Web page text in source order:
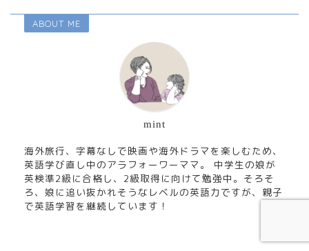
ABOUT ME
mint
海外旅行、字幕なしで映画や海外ドラマを楽しむため、
英語学び直し中のアラフォーワーママ。 中学生の娘が
英検準2級に合格し、2級取得に向けて勉強中。そろそ
ろ、娘に追い抜かれそうなレベルの英語力ですが、親子
で英語学習を継続しています！